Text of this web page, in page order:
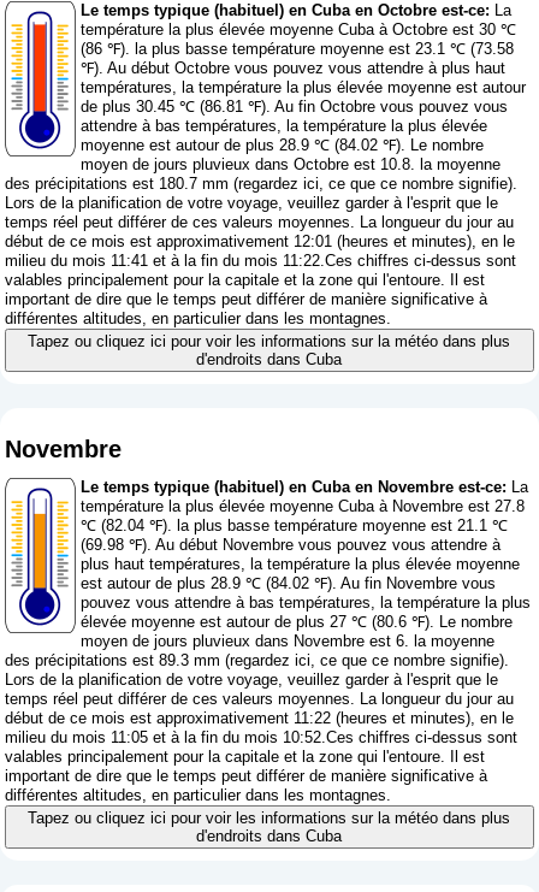
Le temps typique (habituel) en Cuba en Octobre est-ce: La
température la plus élevée moyenne Cuba à Octobre est 30 ℃
(86 ℉). la plus basse température moyenne est 23.1 ℃ (73.58
℉). Au début Octobre vous pouvez vous attendre à plus haut
températures, la température la plus élevée moyenne est autour
de plus 30.45 ℃ (86.81 ℉). Au fin Octobre vous pouvez vous
attendre à bas températures, la température la plus élevée
moyenne est autour de plus 28.9 ℃ (84.02 ℉). Le nombre
moyen de jours pluvieux dans Octobre est 10.8. la moyenne
des précipitations est 180.7 mm (regardez ici, ce que ce nombre signifie).
Lors de la planification de votre voyage, veuillez garder à l'esprit que le
temps réel peut différer de ces valeurs moyennes. La longueur du jour au
début de ce mois est approximativement 12:01 (heures et minutes), en le
milieu du mois 11:41 et à la fin du mois 11:22.Ces chiffres ci-dessus sont
valables principalement pour la capitale et la zone qui l'entoure. Il est
important de dire que le temps peut différer de manière significative à
différentes altitudes, en particulier dans les montagnes.
Tapez ou cliquez ici pour voir les informations sur la météo dans plus
d'endroits dans Cuba
Novembre
Le temps typique (habituel) en Cuba en Novembre est-ce: La
température la plus élevée moyenne Cuba à Novembre est 27.8
℃ (82.04 ℉). la plus basse température moyenne est 21.1 ℃
(69.98 ℉). Au début Novembre vous pouvez vous attendre à
plus haut températures, la température la plus élevée moyenne
est autour de plus 28.9 ℃ (84.02 ℉). Au fin Novembre vous
pouvez vous attendre à bas températures, la température la plus
élevée moyenne est autour de plus 27 ℃ (80.6 ℉). Le nombre
moyen de jours pluvieux dans Novembre est 6. la moyenne
des précipitations est 89.3 mm (regardez ici, ce que ce nombre signifie).
Lors de la planification de votre voyage, veuillez garder à l'esprit que le
temps réel peut différer de ces valeurs moyennes. La longueur du jour au
début de ce mois est approximativement 11:22 (heures et minutes), en le
milieu du mois 11:05 et à la fin du mois 10:52.Ces chiffres ci-dessus sont
valables principalement pour la capitale et la zone qui l'entoure. Il est
important de dire que le temps peut différer de manière significative à
différentes altitudes, en particulier dans les montagnes.
Tapez ou cliquez ici pour voir les informations sur la météo dans plus
d'endroits dans Cuba